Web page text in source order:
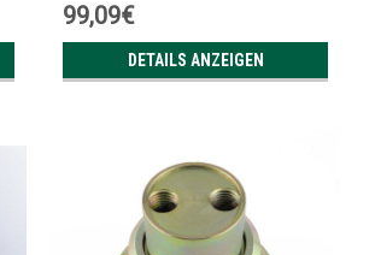
99,09€
DETAILS ANZEIGEN